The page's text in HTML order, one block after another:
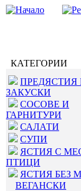
КАТЕГОРИИ
ПРЕДЯСТИЯ
ЗАКУСКИ
СОСОВЕ И
ГАРНИТУРИ
САЛАТИ
СУПИ
ЯСТИЯ С
ПТИЦИ
ЯСТИЯ БЕЗ
ВЕГАНСКИ